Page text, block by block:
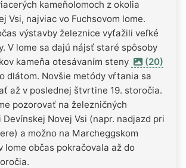
kameňolomoch z okolia
Vsi, najviac vo Fuchsovom lome.
výstavby železnice vyťažili veľké
V lome sa dajú nájsť staré spôsoby
kameňa otesávaním steny
(20)
dlátom. Novšie metódy vŕtania sa
až v poslednej štvrtine 19. storočia.
pozorovať na železničných
Novej Vsi (napr. nadjazd pri
a možno na Marcheggskom
lome občas pokračovala až do